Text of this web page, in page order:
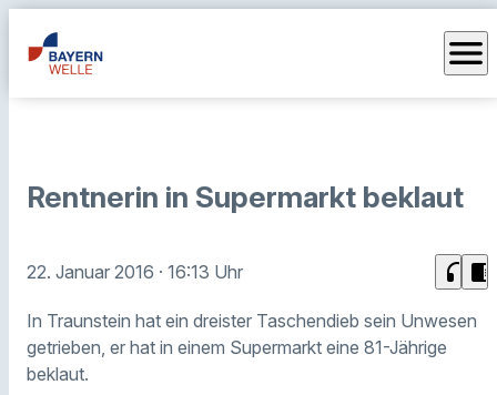
menu
Rentnerin in Supermarkt beklaut
22. Januar 2016 · 16:13 Uhr headphones chrome_reader_mode
In Traunstein hat ein dreister Taschendieb sein Unwesen
getrieben, er hat in einem Supermarkt eine 81-Jährige
beklaut.